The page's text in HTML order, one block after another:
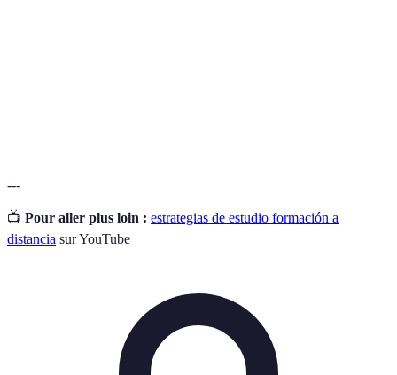
---
📺 Pour aller plus loin : estrategias de estudio formación a
distancia sur YouTube